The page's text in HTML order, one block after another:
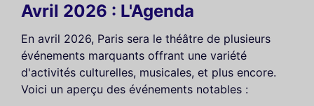
Avril 2026 : L'Agenda
En avril 2026, Paris sera le théâtre de plusieurs
événements marquants offrant une variété
d'activités culturelles, musicales, et plus encore.
Voici un aperçu des événements notables :